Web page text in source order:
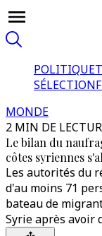
POLITIQUE
SÉLECTION
MONDE
2 MIN DE
Le bilan du
côtes syriennes
Les autorités du
d'au moins 71
bateau de
Syrie après avoir